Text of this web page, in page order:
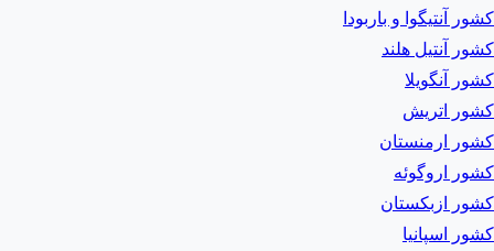
کشور آنتیگوا و باربودا
کشور آنتیل هلند
کشور آنگویلا
کشور اتریش
کشور ارمنستان
کشور اروگوئه
کشور ازبکستان
کشور اسپانیا